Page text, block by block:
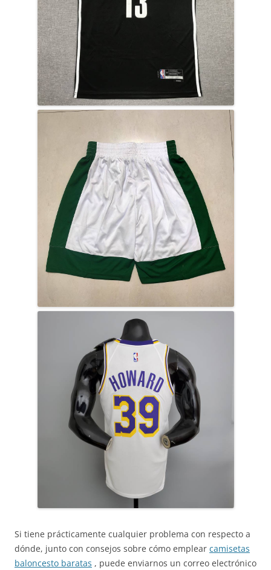
Si tiene prácticamente cualquier problema con respecto a
dónde, junto con consejos sobre cómo emplear camisetas
baloncesto baratas , puede enviarnos un correo electrónico